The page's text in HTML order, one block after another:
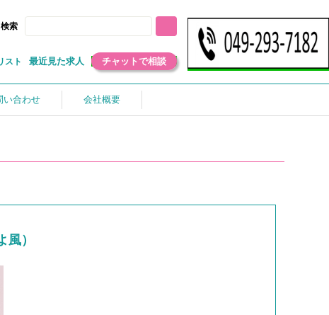
索
スト 最近見た求人 チャットで相談
い合わせ 会社概要
）